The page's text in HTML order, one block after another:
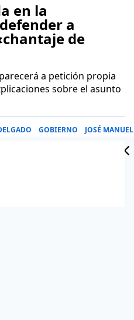
en la
a
de
a petición propia
sobre el asunto
GOBIERNO JOSÉ